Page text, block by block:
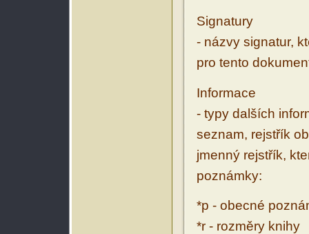
Signatury
- názvy signatur,
pro tento
Informace
- typy dalších
seznam, rejstřík
jmenný rejstřík,
poznámky:
*p - obecné
*r - rozměry knihy